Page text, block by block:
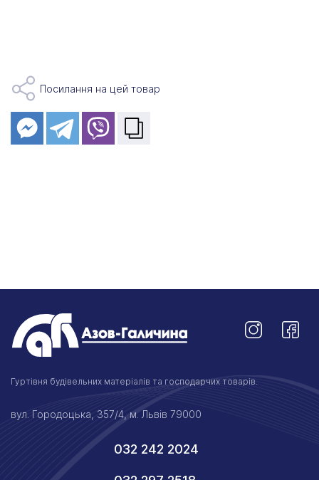
Посилання на цей товар
Гуртівня будівельних матеріалів та господарчих товарів.
вул. Городоцька, 357/4, м. Львів 79000
032 242 2024